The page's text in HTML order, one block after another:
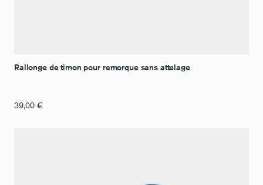
Rallonge de timon pour remorque sans attelage
39,00 €